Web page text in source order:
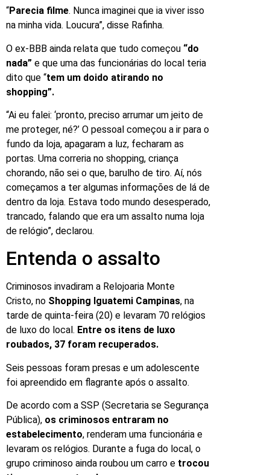
“Parecia filme. Nunca imaginei que ia viver isso
na minha vida. Loucura”, disse Rafinha.
O ex-BBB ainda relata que tudo começou “do
nada” e que uma das funcionárias do local teria
dito que “tem um doido atirando no
shopping”.
“Ai eu falei: ‘pronto, preciso arrumar um jeito de
me proteger, né?’ O pessoal começou a ir para o
fundo da loja, apagaram a luz, fecharam as
portas. Uma correria no shopping, criança
chorando, não sei o que, barulho de tiro. Aí, nós
começamos a ter algumas informações de lá de
dentro da loja. Estava todo mundo desesperado,
trancado, falando que era um assalto numa loja
de relógio”, declarou.
Entenda o assalto
Criminosos invadiram a Relojoaria Monte
Cristo, no Shopping Iguatemi Campinas, na
tarde de quinta-feira (20) e levaram 70 relógios
de luxo do local. Entre os itens de luxo
roubados, 37 foram recuperados.
Seis pessoas foram presas e um adolescente
foi apreendido em flagrante após o assalto.
De acordo com a SSP (Secretaria se Segurança
Pública), os criminosos entraram no
estabelecimento, renderam uma funcionária e
levaram os relógios. Durante a fuga do local, o
grupo criminoso ainda roubou um carro e trocou